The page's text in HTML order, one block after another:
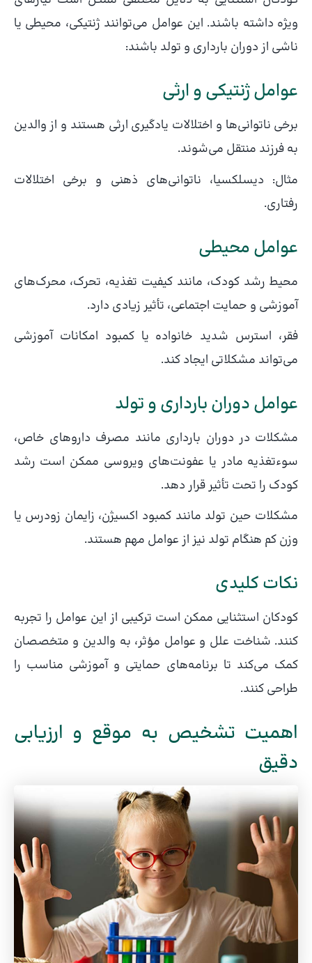
ویژه داشته باشند. این عوامل می‌توانند ژنتیکی، محیطی یا
ناشی از دوران بارداری و تولد باشند:
عوامل ژنتیکی و ارثی
برخی ناتوانی‌ها و اختلالات یادگیری ارثی هستند و از والدین
به فرزند منتقل می‌شوند.
مثال: دیسلکسیا، ناتوانی‌های ذهنی و برخی اختلالات
رفتاری.
عوامل محیطی
محیط رشد کودک، مانند کیفیت تغذیه، تحرک، محرک‌های
آموزشی و حمایت اجتماعی، تأثیر زیادی دارد.
فقر، استرس شدید خانواده یا کمبود امکانات آموزشی
می‌تواند مشکلاتی ایجاد کند.
عوامل دوران بارداری و تولد
مشکلات در دوران بارداری مانند مصرف داروهای خاص،
سوءتغذیه مادر یا عفونت‌های ویروسی ممکن است رشد
کودک را تحت تأثیر قرار دهد.
مشکلات حین تولد مانند کمبود اکسیژن، زایمان زودرس یا
وزن کم هنگام تولد نیز از عوامل مهم هستند.
نکات کلیدی
کودکان استثنایی ممکن است ترکیبی از این عوامل را تجربه
کنند. شناخت علل و عوامل مؤثر، به والدین و متخصصان
کمک می‌کند تا برنامه‌های حمایتی و آموزشی مناسب را
طراحی کنند.
اهمیت تشخیص به موقع و ارزیابی
دقیق